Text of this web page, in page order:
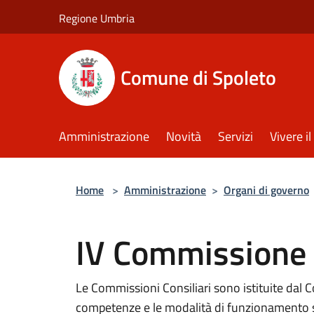
Regione Umbria
Comune di Spoleto
Amministrazione Novità Servizi Vivere
Home > Amministrazione > Organi di governo
IV
Le Commissioni Consiliari sono istituite dal
competenze e le modalità di